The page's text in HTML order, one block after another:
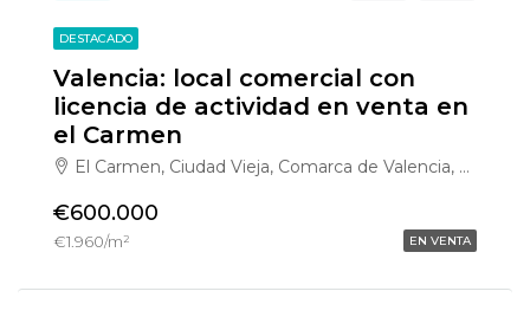
DESTACADO
Valencia: local comercial con
licencia de actividad en venta en
el Carmen
El Carmen, Ciudad Vieja, Comarca de Valencia, Valencia, Comunidad Valenciana, 46003, España
€600.000
€1.960/m² EN VENTA